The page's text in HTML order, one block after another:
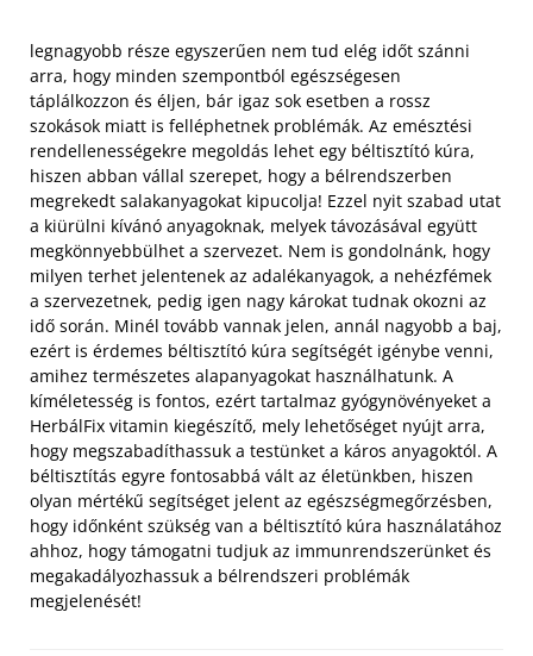
legnagyobb része egyszerűen nem tud elég időt szánni
arra, hogy minden szempontból egészségesen
táplálkozzon és éljen, bár igaz sok esetben a rossz
szokások miatt is felléphetnek problémák. Az emésztési
rendellenességekre megoldás lehet egy béltisztító kúra,
hiszen abban vállal szerepet, hogy a bélrendszerben
megrekedt salakanyagokat kipucolja! Ezzel nyit szabad utat
a kiürülni kívánó anyagoknak, melyek távozásával együtt
megkönnyebbülhet a szervezet. Nem is gondolnánk, hogy
milyen terhet jelentenek az adalékanyagok, a nehézfémek
a szervezetnek, pedig igen nagy károkat tudnak okozni az
idő során. Minél tovább vannak jelen, annál nagyobb a baj,
ezért is érdemes béltisztító kúra segítségét igénybe venni,
amihez természetes alapanyagokat használhatunk. A
kíméletesség is fontos, ezért tartalmaz gyógynövényeket a
HerbálFix vitamin kiegészítő, mely lehetőséget nyújt arra,
hogy megszabadíthassuk a testünket a káros anyagoktól. A
béltisztítás egyre fontosabbá vált az életünkben, hiszen
olyan mértékű segítséget jelent az egészségmegőrzésben,
hogy időnként szükség van a béltisztító kúra használatához
ahhoz, hogy támogatni tudjuk az immunrendszerünket és
megakadályozhassuk a bélrendszeri problémák
megjelenését!